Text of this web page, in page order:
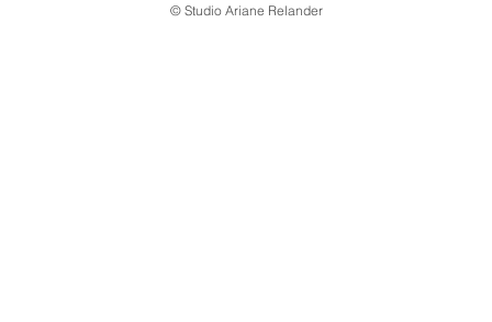
© Studio Ariane Relander